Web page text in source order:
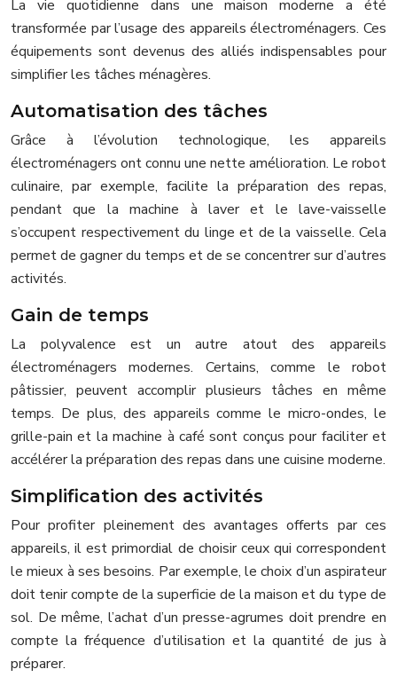
La vie quotidienne dans une maison moderne a été
transformée par l’usage des appareils électroménagers. Ces
équipements sont devenus des alliés indispensables pour
simplifier les tâches ménagères.
Automatisation des tâches
Grâce à l’évolution technologique, les appareils
électroménagers ont connu une nette amélioration. Le robot
culinaire, par exemple, facilite la préparation des repas,
pendant que la machine à laver et le lave-vaisselle
s’occupent respectivement du linge et de la vaisselle. Cela
permet de gagner du temps et de se concentrer sur d’autres
activités.
Gain de temps
La polyvalence est un autre atout des appareils
électroménagers modernes. Certains, comme le robot
pâtissier, peuvent accomplir plusieurs tâches en même
temps. De plus, des appareils comme le micro-ondes, le
grille-pain et la machine à café sont conçus pour faciliter et
accélérer la préparation des repas dans une cuisine moderne.
Simplification des activités
Pour profiter pleinement des avantages offerts par ces
appareils, il est primordial de choisir ceux qui correspondent
le mieux à ses besoins. Par exemple, le choix d’un aspirateur
doit tenir compte de la superficie de la maison et du type de
sol. De même, l’achat d’un presse-agrumes doit prendre en
compte la fréquence d’utilisation et la quantité de jus à
préparer.